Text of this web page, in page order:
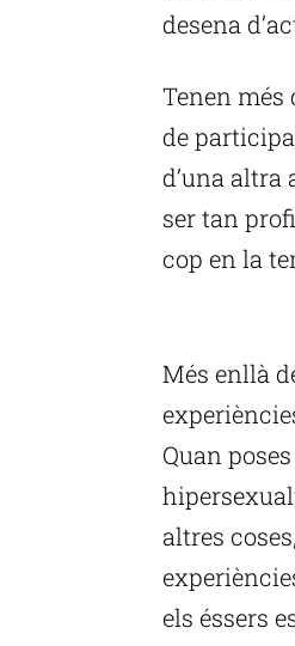
desena
Tenen més
de
d’una
ser tan
cop en la
Més enllà
Quan
altres
els éssers